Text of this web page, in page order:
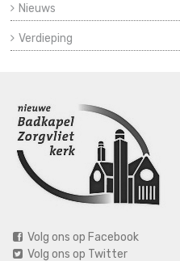
Nieuws
Verdieping
Volg ons op Facebook
Volg ons op Twitter